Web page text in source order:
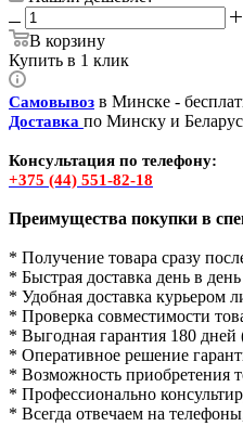
В корзину
Купить в 1 клик
Самовывоз в Минске -
Доставка по Минску и
Консультация по телефону:
+375 (44) 551-82-18
Преимущества покупки в
* Получение товара сразу
* Быстрая доставка день в
* Удобная доставка курьером
* Проверка совместимости
* Выгодная гарантия 180
* Оперативное решение
* Возможность приобретения
* Профессионально
* Всегда отвечаем на